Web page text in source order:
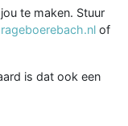
te maken. Stuur
of
is dat ook een